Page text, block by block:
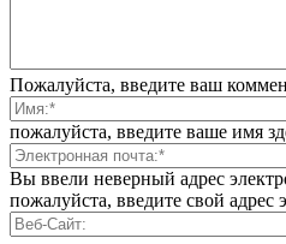
Пожалуйста, введите ваш
пожалуйста, введите ваше имя
Вы ввели неверный адрес
пожалуйста, введите свой адрес